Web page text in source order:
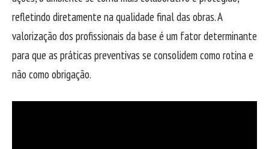
refletindo diretamente na qualidade final das obras. A
valorização dos profissionais da base é um fator determinante
para que as práticas preventivas se consolidem como rotina e
não como obrigação.